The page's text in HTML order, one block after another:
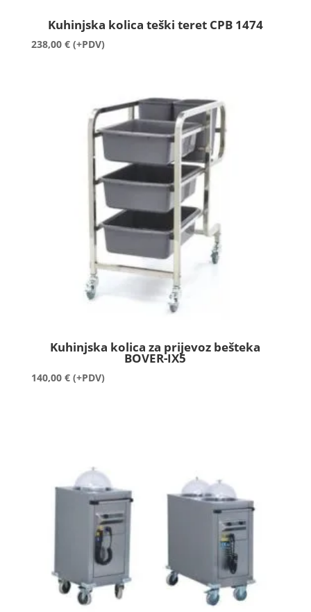
Kuhinjska kolica teški teret CPB 1474
238,00 € (+PDV)
Kuhinjska kolica za prijevoz bešteka
BOVER-IX5
140,00 € (+PDV)